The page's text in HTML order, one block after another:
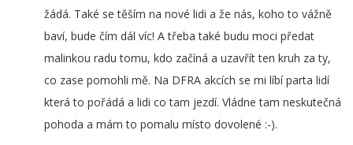
žádá. Také se těším na nové lidi a že nás, koho to vážně
baví, bude čím dál víc! A třeba také budu moci předat
malinkou radu tomu, kdo začíná a uzavřít ten kruh za ty,
co zase pomohli mě. Na DFRA akcích se mi líbí parta lidí
která to pořádá a lidi co tam jezdí. Vládne tam neskutečná
pohoda a mám to pomalu místo dovolené :-).